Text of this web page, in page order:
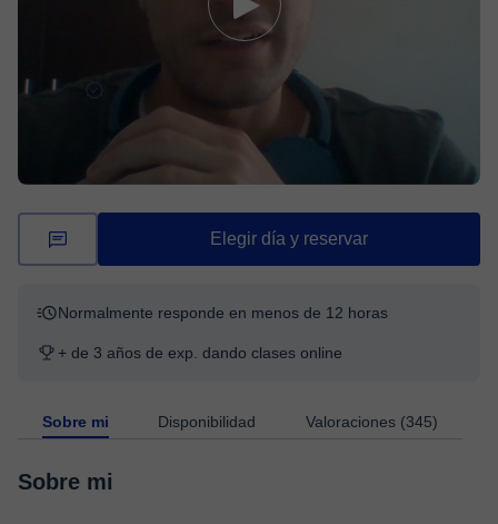
Toufik
1229 clases
Francés
Ofrece prueba gratuita
$ 20/clase
Elegir día y reservar
Normalmente responde en menos de 12 horas
+ de 3 años de exp. dando clases online
Sobre mi Disponibilidad Valoraciones (345)
Sobre mi